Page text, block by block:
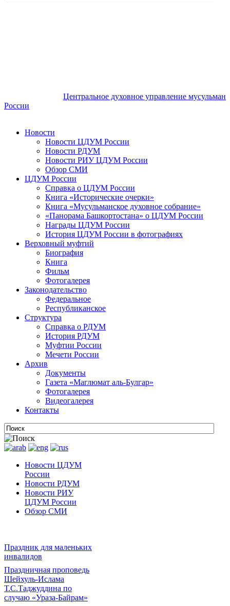
Центральное духовное управление мусульман
России
Новости
Новости ЦДУМ России
Новости РДУМ
Новости РИУ ЦДУМ России
Обзор СМИ
ЦДУМ России
Справка о ЦДУМ России
Книга «Исторические очерки»
Книга «Мусульманское духовное собрание»
«Панорама Башкортостана» о ЦДУМ России
Награды ЦДУМ России
История ЦДУМ России в фотографиях
Верховный муфтий
Биография
Книга
Фильм
Фотогалерея
Законодательство
Федеральное
Республиканское
Структура
Справка о РДУМ
История РДУМ
Муфтии России
Мечети России
Архив
Документы
Газета «Маглюмат аль-Булгар»
Фотогалерея
Видеогалерея
Контакты
Новости ЦДУМ
России
Новости РДУМ
Новости РИУ
ЦДУМ России
Обзор СМИ
Праздник для маленьких
инвалидов
Праздничная проповедь
Шейхуль-Ислама
Т.С.Таджуддина по
случаю «Ураза-Байрам»